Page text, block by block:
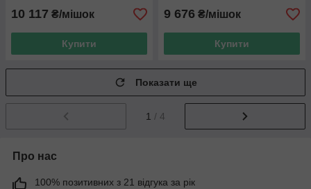
10 117 ₴/мішок
Купити
9 676 ₴/мішок
Купити
Показати ще
1 / 4
Про нас
100% позитивних з 21 відгука за рік